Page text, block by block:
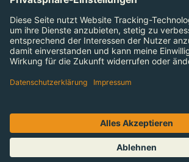
ZUM SEITENANFANG
Preise
Öffnungszeiten
Arbeiten im Bahia
Barrierefreiheitserklärung
Impressum
Datenschutz